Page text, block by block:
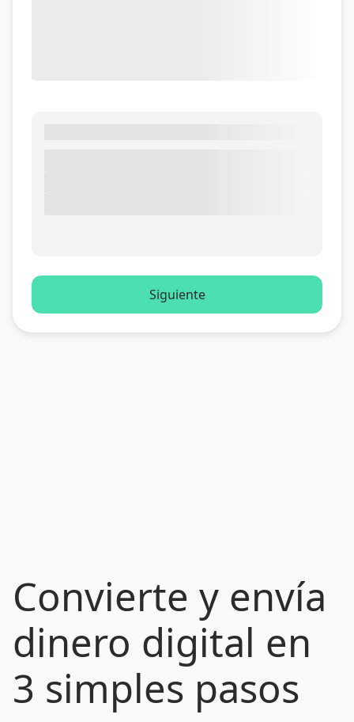
Convierte y envía
dinero digital en
3 simples pasos
Siguiente